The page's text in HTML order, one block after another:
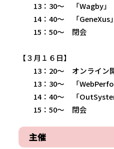
13：30～ 「Wagby
14：40～ 「GeneXus
15：50～ 閉会
【３月１６日】
13：20～ オンライン
13：30～ 「
14：40～ 「
15：50～ 閉会
主催